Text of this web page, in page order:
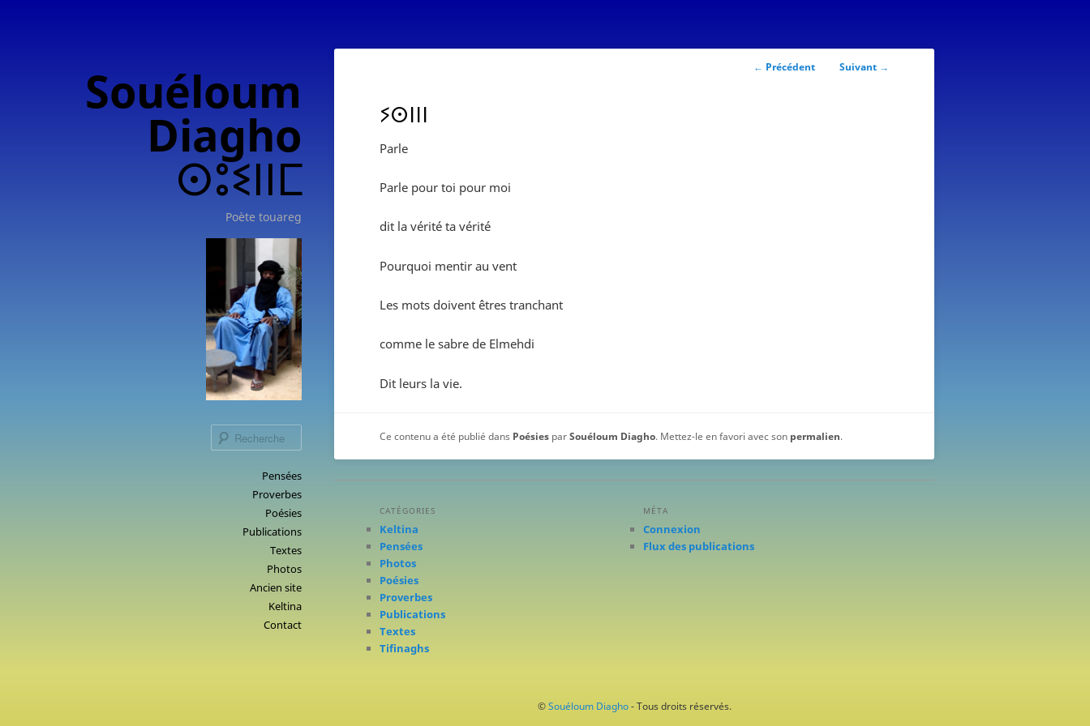
Souéloum
Diagho
ⵙⵓⵉⵏⵏⵎ
Poète touareg
Pensées
Proverbes
Poésies
Publications
Textes
Photos
Ancien site
Keltina
Contact
Navigation
← Précédent Suivant →
ⵢⵙⵏⵏⵏ
Parle
Parle pour toi pour moi
dit la vérité ta vérité
Pourquoi mentir au vent
Les mots doivent êtres tranchant
comme le sabre de Elmehdi
Dit leurs la vie.
Ce contenu a été publié dans Poésies parSouéloum Diagho. Mettez-le en favori avec son permalien.
CATÉGORIES
Keltina
Pensées
Photos
Poésies
Proverbes
Publications
Textes
Tifinaghs
MÉTA
Connexion
Flux des publications
© Souéloum Diagho- Tous droits réservés.